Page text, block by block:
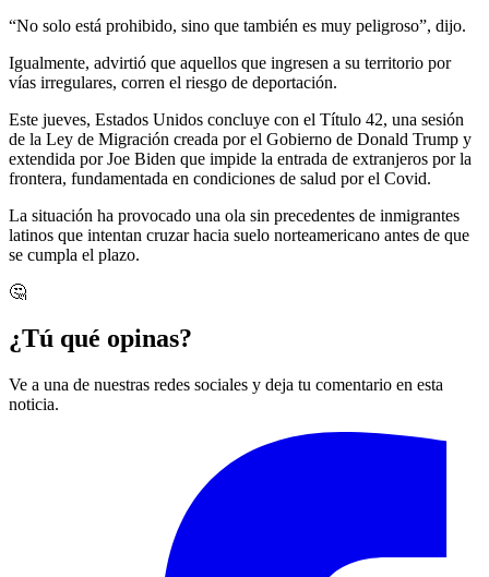
“No solo está prohibido, sino que también es muy peligroso”, dijo.
Igualmente, advirtió que aquellos que ingresen a su territorio por
vías irregulares, corren el riesgo de deportación.
Este jueves, Estados Unidos concluye con el Título 42, una sesión
de la Ley de Migración creada por el Gobierno de Donald Trump y
extendida por Joe Biden que impide la entrada de extranjeros por la
frontera, fundamentada en condiciones de salud por el Covid.
La situación ha provocado una ola sin precedentes de inmigrantes
latinos que intentan cruzar hacia suelo norteamericano antes de que
se cumpla el plazo.
🤔
¿Tú qué opinas?
Ve a una de nuestras redes sociales y deja tu comentario en esta
noticia.